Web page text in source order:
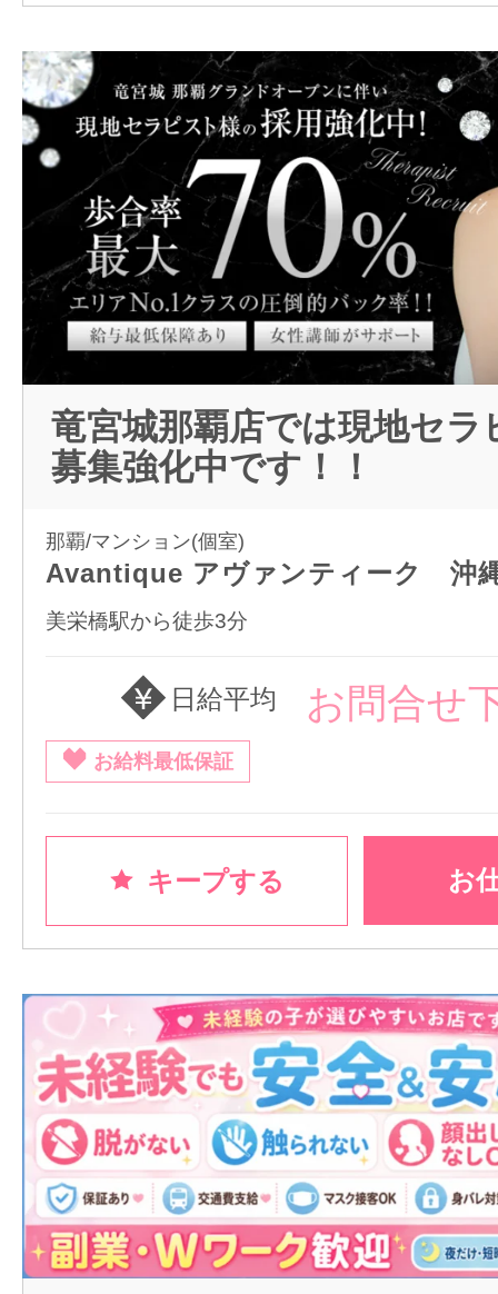
竜宮城那覇店では現地セラ
募集強化中です！！
那覇/マンション(個室)
Avantique アヴァンティーク 沖
美栄橋駅から徒歩3分
日給平均 お問合せ
お給料最低保証
キープする お